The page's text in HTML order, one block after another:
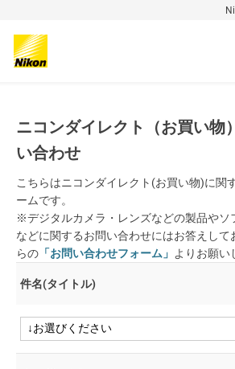
ニコンダイレクト（お買い物
い合わせ
こちらはニコンダイレクト(お買い物)に関
ームです。
※デジタルカメラ・レンズなどの製品やソ
などに関するお問い合わせにはお答えして
らの 「お問い合わせフォーム」 よりお願い
件名(タイトル)